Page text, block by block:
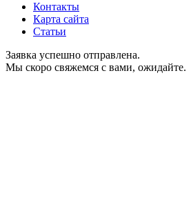
Контакты
Карта сайта
Статьи
Заявка успешно отправлена.
Мы скоро свяжемся с вами, ожидайте.